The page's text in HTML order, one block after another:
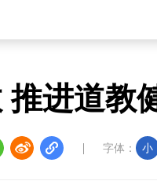
进道教
字体： 小